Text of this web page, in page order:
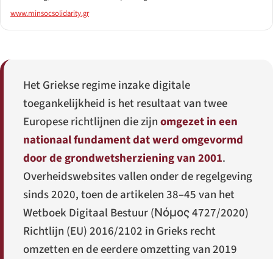
www.minsocsolidarity.gr
Het Griekse regime inzake digitale
toegankelijkheid is het resultaat van twee
Europese richtlijnen die zijnomgezet in een
nationaal fundament dat werd omgevormd
door de grondwetsherziening van 2001.
Overheidswebsites vallen onder de regelgeving
sinds 2020, toen de artikelen 38–45 van het
Wetboek Digitaal Bestuur (Νόμος 4727/2020)
Richtlijn (EU) 2016/2102 in Grieks recht
omzetten en de eerdere omzetting van 2019